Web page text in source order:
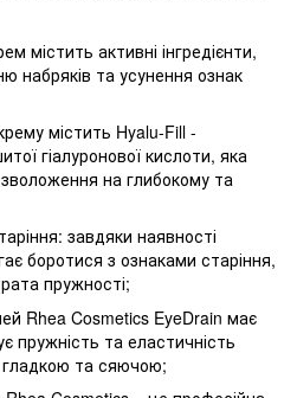
містить активні інгредієнти,
набряків та усунення ознак
містить Hyalu-Fill -
гіалуронової кислоти, яка
на глибокому та
завдяки наявності
боротися з ознаками старіння,
пружності;
Rhea Cosmetics EyeDrain має
пружність та еластичність
гладкою та сяючою;